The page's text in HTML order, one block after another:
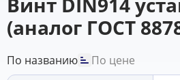
(аналог ГОСТ
По названию
По цене